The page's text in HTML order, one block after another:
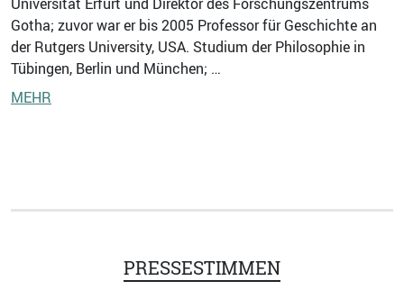
Gotha; zuvor war er bis 2005 Professor für Geschichte an
der Rutgers University, USA. Studium der Philosophie in
Tübingen, Berlin und München; …
MEHR
PRESSESTIMMEN